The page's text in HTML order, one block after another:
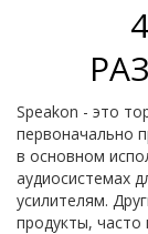
Speakon - это
первоначально
в основном
аудиосистемах
усилителям.
продукты,